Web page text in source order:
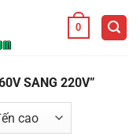
0
SANG 220V”